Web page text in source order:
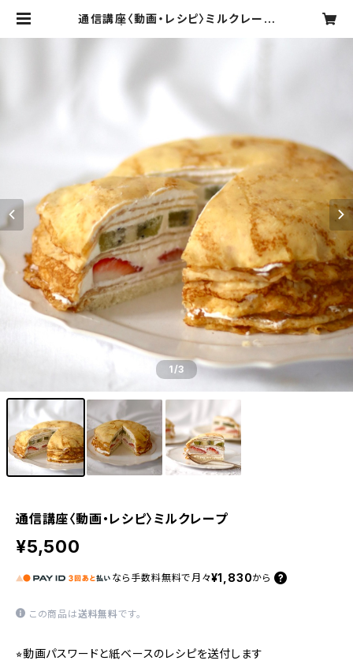
通信講座〈動画・レシピ〉ミルクレープ
1/3
通信講座〈動画・レシピ〉ミルクレープ
¥5,500
なら 手数料無料で 月々¥1,830から
この商品は送料無料です。
⭐︎動画パスワードと紙ベースのレシピを送付します